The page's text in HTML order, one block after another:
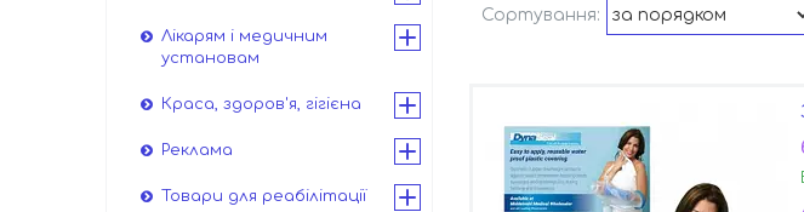
Лікарям і медичним
установам
Краса, здоров'я, гігієна
Реклама
Товари для реабілітації